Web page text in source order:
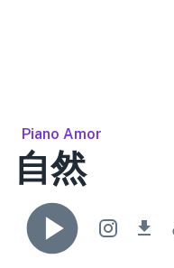
Piano Amor
自然